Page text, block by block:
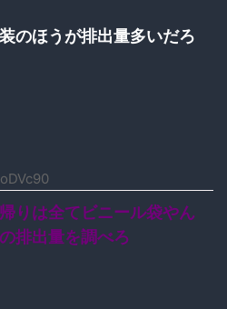
のほうが排出量多いだろ
りは全てビニール袋やん
排出量を調べろ